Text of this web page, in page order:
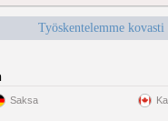
Työskentelemme
Saksa